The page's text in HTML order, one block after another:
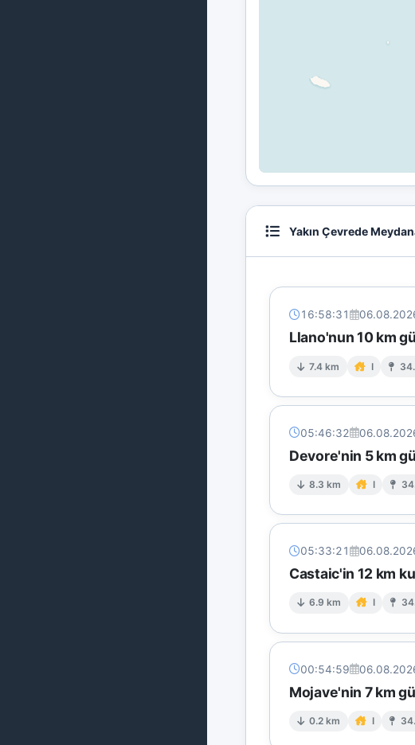
Yakın Çevrede
16:58:31
Llano'nun 10 km
7.4 km I
05:46:32
Devore'nin 5 km
8.3 km I
05:33:21
Castaic'in 12 km
6.9 km I
00:54:59
Mojave'nin 7 km
0.2 km I